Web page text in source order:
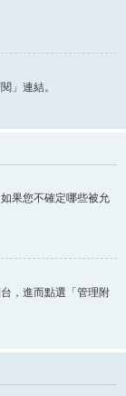
」連結。
果您不確定哪些被允
，進而點選「管理附